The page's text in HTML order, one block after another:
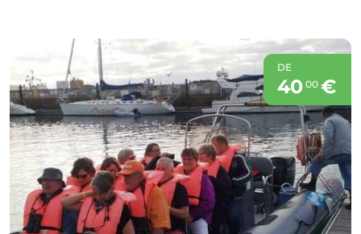
DE
40 00€